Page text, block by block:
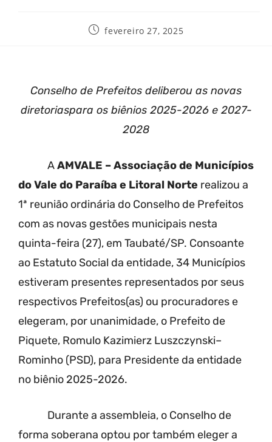
fevereiro 27, 2025
Conselho de Prefeitos deliberou as novas
diretoriaspara os biênios 2025-2026 e 2027-
2028
AAMVALE – Associação de Municípios
do Vale do Paraíba e Litoral Norte realizou a
1ª reunião ordinária do Conselho de Prefeitos
com as novas gestões municipais nesta
quinta-feira (27), em Taubaté/SP. Consoante
ao Estatuto Social da entidade, 34 Municípios
estiveram presentes representados por seus
respectivos Prefeitos(as) ou procuradores e
elegeram, por unanimidade, o Prefeito de
Piquete, Romulo Kazimierz Luszczynski–
Rominho (PSD), para Presidente da entidade
no biênio 2025-2026.
Durante a assembleia, o Conselho de
forma soberana optou por também eleger a